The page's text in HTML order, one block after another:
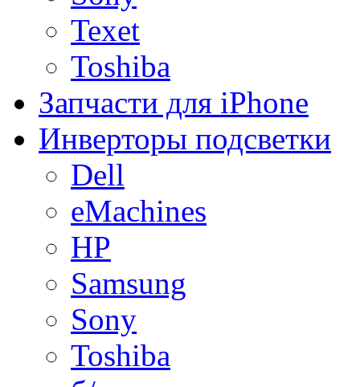
Texet
Toshiba
Запчасти для iPhone
Инверторы подсветки
Dell
eMachines
HP
Samsung
Sony
Toshiba